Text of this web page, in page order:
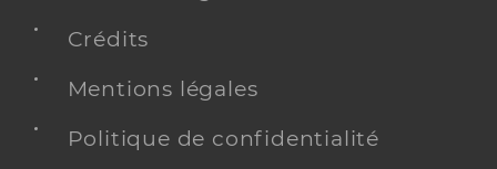
Crédits
Mentions légales
Politique de confidentialité